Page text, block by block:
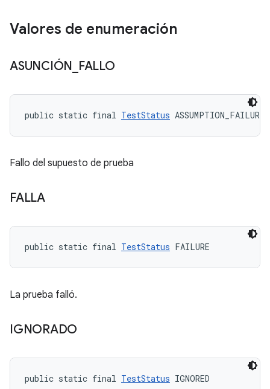
Valores de enumeración
ASUNCIÓN FALLO
public static final TestStatus ASSUMPTION_FAILURE
Fallo del supuesto de prueba
FALLA
public static final TestStatus FAILURE
La prueba falló.
IGNORADO
public static final TestStatus IGNORED